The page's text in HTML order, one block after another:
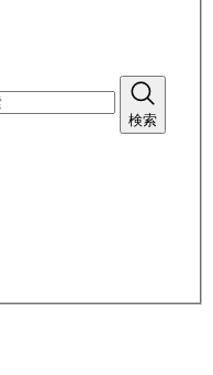
検索